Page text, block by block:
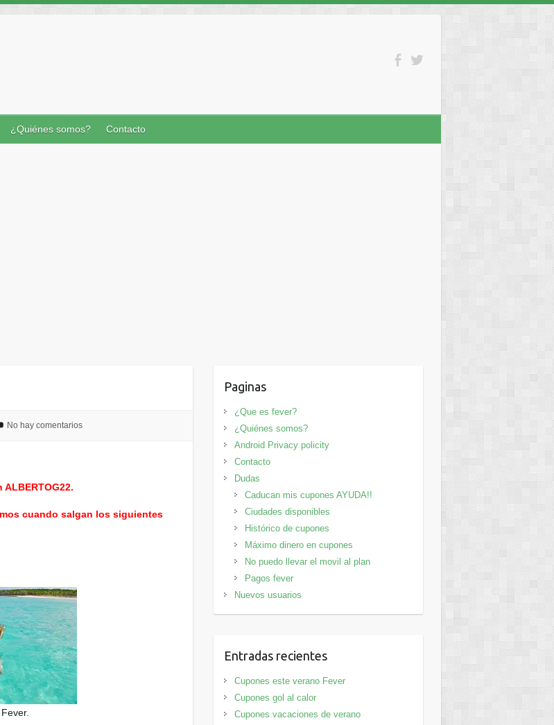
¿Quiénes somos? Contacto
No hay comentarios
cuando salgan los siguientes
Paginas
¿Que es fever?
¿Quiénes somos?
Android Privacy policity
Contacto
Dudas
Caducan mis cupones AYUDA!!
Ciudades disponibles
Histórico de cupones
Máximo dinero en cupones
No puedo llevar el movil al plan
Pagos fever
Nuevos usuarios
Entradas recientes
Cupones este verano Fever
Cupones gol al calor
Cupones vacaciones de verano